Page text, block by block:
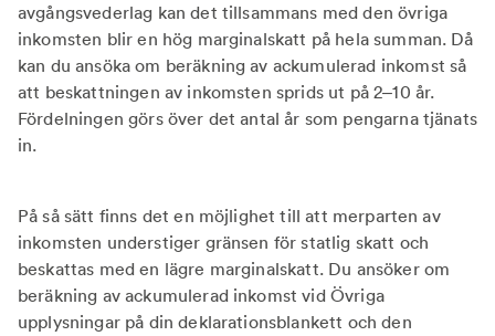
avgångsvederlag kan det tillsammans med den övriga
inkomsten blir en hög marginalskatt på hela summan. Då
kan du ansöka om beräkning av ackumulerad inkomst så
att beskattningen av inkomsten sprids ut på 2–10 år.
Fördelningen görs över det antal år som pengarna tjänats
in.
På så sätt finns det en möjlighet till att merparten av
inkomsten understiger gränsen för statlig skatt och
beskattas med en lägre marginalskatt. Du ansöker om
beräkning av ackumulerad inkomst vid Övriga
upplysningar på din deklarationsblankett och den